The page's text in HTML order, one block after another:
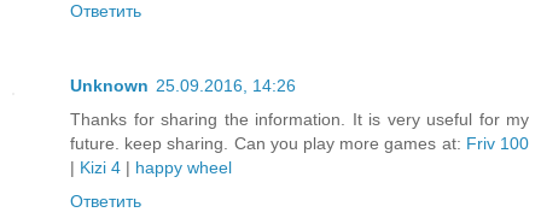
Ответить
Unknown 25.09.2016, 14:26
Thanks for sharing the information. It is very useful for my
future. keep sharing. Can you play more games at: Friv 100
| Kizi 4 | happy wheel
Ответить